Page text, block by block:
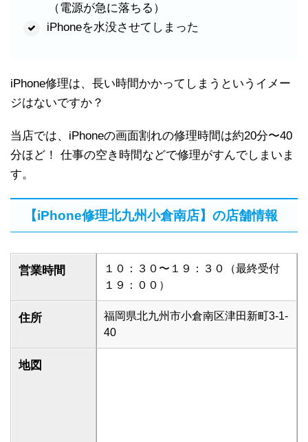
（電源が急に落ちる）
iPhoneを水没させてしまった
iPhone修理は、長い時間かかってしまうというイメー
ジはないですか？
当店では、iPhoneの画面割れの修理時間は約20分〜40
分ほど！ 仕事の空き時間などで修理がすんでしまいま
す。
【iPhone修理北九州小倉南店】の店舗情報
営業時間
１０：３０〜１９：３０（最終受付
１９：００）
住所
福岡県北九州市小倉南区津田新町3-1-
40
地図